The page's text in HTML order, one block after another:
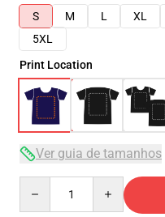
S
M L XL
5XL
Print Location
Ver guia de tamanhos